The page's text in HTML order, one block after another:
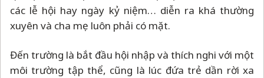
các lễ hội hay ngày kỷ niệm… diễn ra khá thường
xuyên và cha mẹ luôn phải có mặt.
Đến trường là bắt đầu hội nhập và thích nghi với một
môi trường tập thể, cũng là lúc đứa trẻ dần rời xa